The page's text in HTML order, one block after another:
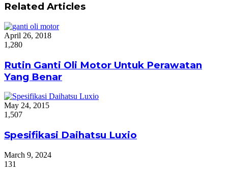
Related Articles
April 26, 2018
1,280
Rutin Ganti Oli Motor Untuk Perawatan
Yang Benar
May 24, 2015
1,507
Spesifikasi Daihatsu Luxio
March 9, 2024
131